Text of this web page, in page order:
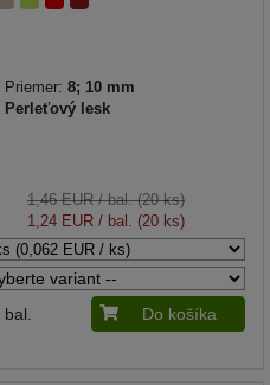
Priemer: 8; 10 mm
Perleťový lesk
1,46 EUR/ bal. (20 ks)
1,24 EUR/ bal. (20 ks)
bal. Do košíka